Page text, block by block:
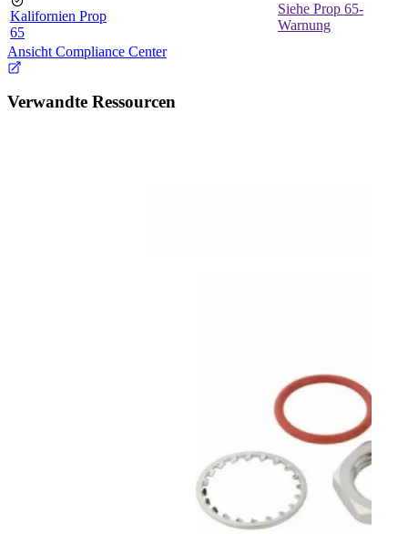
Kalifornien Prop
65
Siehe Prop 65-
Warnung
Ansicht Compliance Center
Verwandte Ressourcen